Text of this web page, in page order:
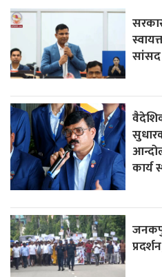
सांसद
कार्य